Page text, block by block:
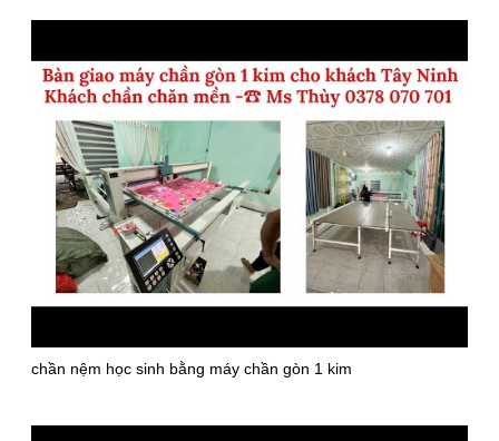
chần nệm học sinh bằng máy chần gòn 1 kim